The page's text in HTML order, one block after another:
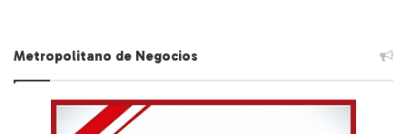
Metropolitano de Negocios